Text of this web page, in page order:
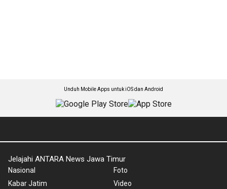
Unduh Mobile Apps untuk iOS dan Android
Jelajahi ANTARA News Jawa Timur
Nasional
Kabar Jatim
Foto
Video